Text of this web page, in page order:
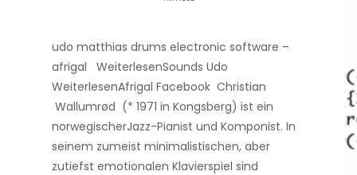
udo matthias drums electronic software –
afrigal WeiterlesenSounds Udo
WeiterlesenAfrigal Facebook Christian
Wallumrød (* 1971 in Kongsberg) ist ein
norwegischerJazz-Pianist und Komponist. In
seinem zumeist minimalistischen, aber
zutiefst emotionalen Klavierspiel sind